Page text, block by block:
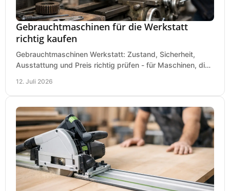
Gebrauchtmaschinen für die Werkstatt
richtig kaufen
Gebrauchtmaschinen Werkstatt: Zustand, Sicherheit,
Ausstattung und Preis richtig prüfen - für Maschinen, die
12. Juli 2026